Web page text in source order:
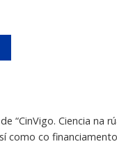
“CinVigo. Ciencia na
como co